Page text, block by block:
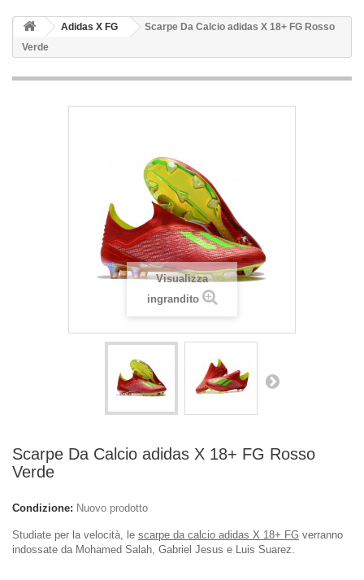
Adidas X FG
Scarpe Da Calcio adidas X 18+ FG Rosso
Verde
Visualizza
ingrandito
Scarpe Da Calcio adidas X 18+ FG Rosso
Verde
Condizione: Nuovo prodotto
Studiate per la velocità, le scarpe da calcio adidas X 18+ FG verranno
indossate da Mohamed Salah, Gabriel Jesus e Luis Suarez.